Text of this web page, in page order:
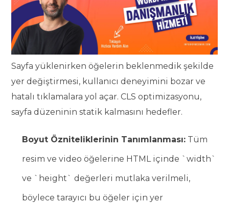
Sayfa yüklenirken öğelerin beklenmedik şekilde
yer değiştirmesi, kullanıcı deneyimini bozar ve
hatalı tıklamalara yol açar. CLS optimizasyonu,
sayfa düzeninin statik kalmasını hedefler.
Boyut Özniteliklerinin Tanımlanması: Tüm
resim ve video öğelerine HTML içinde `width`
ve `height` değerleri mutlaka verilmeli,
böylece tarayıcı bu öğeler için yer